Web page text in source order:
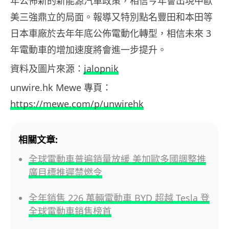
美三強鼎立的局面。報導又特別點名豐田和本田等
日本車廠於去年年底公佈電動化轉型，相信未來 3
年電動車的增加速度將會進一步提升。
資料及圖片來源： jalopnik
unwire.hk Mewe 專頁：
https://mewe.com/p/unwirehk
相關文章:
全球電動車普遍銷量放緩 美加歐多國調整推
廣目標推遲禁燃令
全年銷售 226 萬輛電動車 BYD 超越 Tesla 登
全球電動車銷售榜首